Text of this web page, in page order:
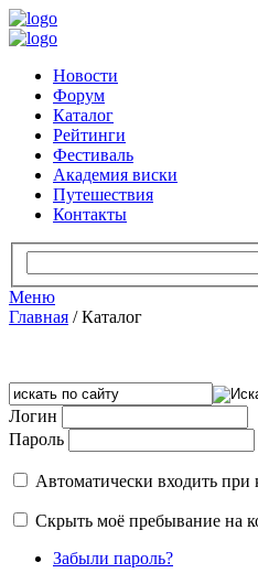
Новости
Форум
Каталог
Рейтинги
Фестиваль
Академия виски
Путешествия
Контакты
Меню
Главная /Каталог
Логин
Пароль
Автоматически входить
Скрыть моё пребывание на
Забыли пароль?